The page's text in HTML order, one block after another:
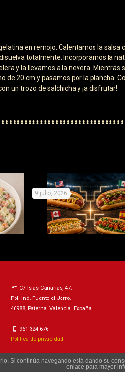
en remojo. Calentamos la salsa
totalmente. Incorporamos la
y la llevamos a la nevera. Mientras
de 20 cm y pasamos por la plancha.
un trozo de salchicha y ¡a disfrutar!
competición
9 julio, 2026
C/ Islas Canarias, 47.
Pol. Ind. Fuente el Jarro.
46988, Paterna. Valencia. España.
961 324 676
Política de privacidad
Si continúa navegando está dando su
enlace para mayor